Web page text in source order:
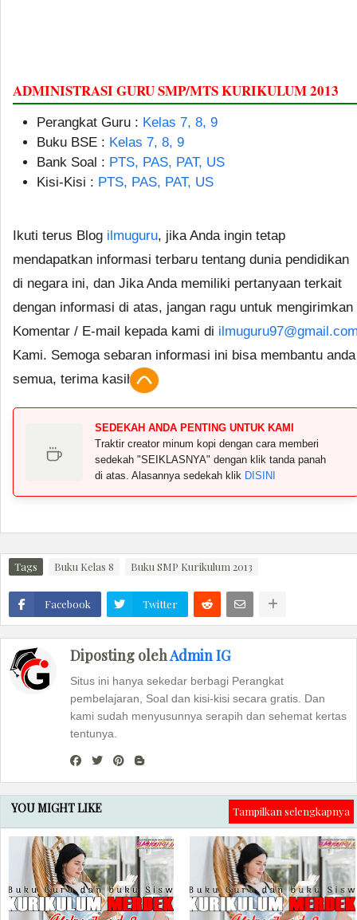
ADMINISTRASI GURU SMP/MTS KURIKULUM 2013
Perangkat Guru : Kelas 7, 8, 9
Buku BSE : Kelas 7, 8, 9
Bank Soal : PTS, PAS, PAT, US
Kisi-Kisi : PTS, PAS, PAT, US
Ikuti terus Blog ilmuguru, jika Anda ingin tetap
mendapatkan informasi terbaru tentang dunia pendidikan
di negara ini, dan Jika Anda memiliki pertanyaan terkait
dengan informasi di atas, jangan ragu untuk mengirimkan
Komentar / E-mail kepada kami di
Kami. Semoga sebaran informasi ini bisa membantu anda
semua, terima kasih.
SEDEKAH ANDA PENTING UNTUK KAMI
Traktir creator minum kopi dengan cara memberi
sedekah "SEIKLASNYA" dengan klik tanda panah
di atas. Alasannya sedekah klik DISINI
Tags Buku Kelas 8 Buku SMP Kurikulum 2013
Facebook Twitter
Diposting olehAdmin IG
Situs ini hanya sekedar berbagi Perangkat
pembelajaran, Soal dan kisi-kisi secara gratis. Dan
kami sudah menyusunnya serapih dan sehemat kertas
tentunya.
YOU MIGHT LIKE Tampilkan selengkapnya